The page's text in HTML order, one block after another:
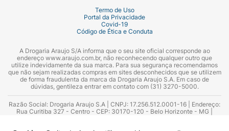
Caso isso aconteça, informe imediatamente
seu médico e a empresa responsável pelo
medicamento.
Quais as contraindicações de
Vyndaqel?
Caso tenha alergia a qualquer dos
componentes do Vyndaqel 20 mg, não faça
uso deste medicamento.Este medicamento
também não é recomendado para pessoas
grávidas ou amamentando.
Termo de Uso
Portal da Privacidade
Covid-19
Código de Ética e Conduta
A Drogaria Araujo S/A informa que o seu site oficial corresponde ao
endereço www.araujo.com.br, não reconhecendo qualquer outro que
utilize indevidamente da sua marca. Para sua segurança recomendamos
que não sejam realizadas compras em sites desconhecidos que se utilizem
de forma fraudulenta da marca da Drogaria Araujo S.A. Em caso de
dúvidas, gentileza entrar em contato com (31) 3270-5000.
Razão Social: Drogaria Araujo S.A | CNPJ: 17.256.512.0001-16 | Endereço:
Rua Curitiba 327 - Centro - CEP: 30170-120 - Belo Horizonte - MG |